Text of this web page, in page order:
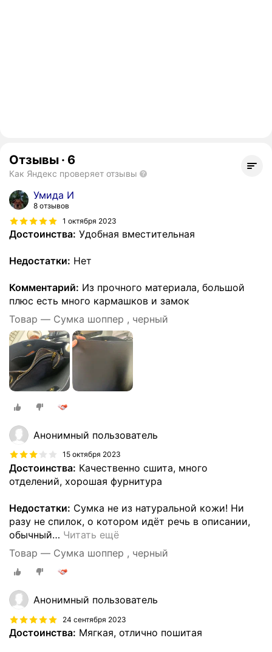
Отзывы · 6
Как Яндекс проверяет отзывы
Умида И
8 отзывов
1 октября 2023
Достоинства: Удобная вместительная
Недостатки: Нет
Комментарий: Из прочного материала, большой
плюс есть много кармашков и замок
Товар — Сумка шоппер , черный
Анонимный пользователь
15 октября 2023
Достоинства: Качественно сшита, много
отделений, хорошая фурнитура
Недостатки: Сумка не из натуральной кожи! Ни
разу не спилок, о котором идёт речь в описании,
обычный… Читать ещё
Товар — Сумка шоппер , черный
Анонимный пользователь
24 сентября 2023
Достоинства: Мягкая, отлично пошитая